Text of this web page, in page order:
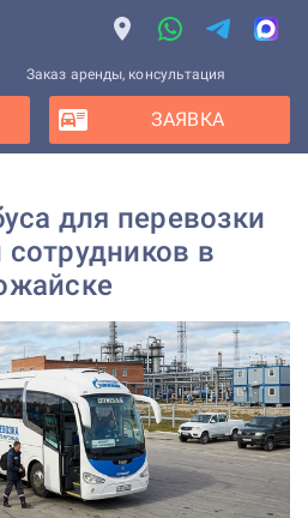
Заказ аренды, консультация
ЗАЯВКА
для перевозки
сотрудников в